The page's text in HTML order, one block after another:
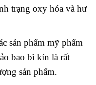
trạng oxy hóa và hư
sản phẩm mỹ phẩm
bao bì kín là rất
sản phẩm.